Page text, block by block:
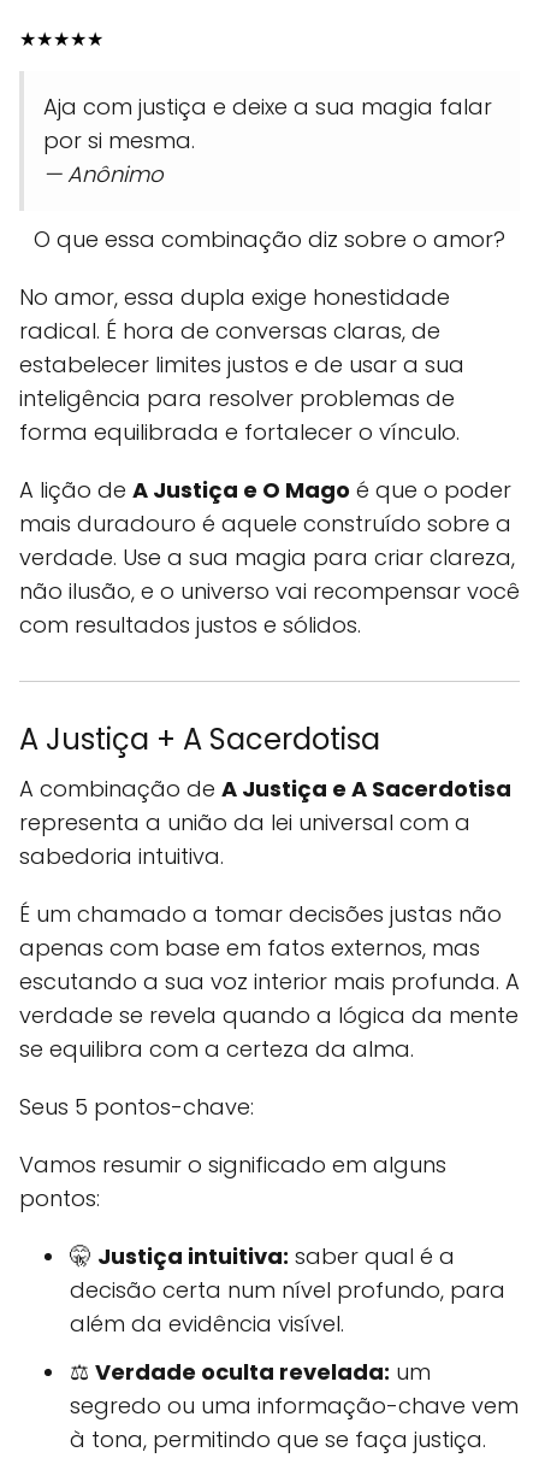
★★★★★
Aja com justiça e deixe a sua magia falar
por si mesma.
— Anônimo
O que essa combinação diz sobre o amor?
No amor, essa dupla exige honestidade
radical. É hora de conversas claras, de
estabelecer limites justos e de usar a sua
inteligência para resolver problemas de
forma equilibrada e fortalecer o vínculo.
A lição de A Justiça e O Mago é que o poder
mais duradouro é aquele construído sobre a
verdade. Use a sua magia para criar clareza,
não ilusão, e o universo vai recompensar você
com resultados justos e sólidos.
A Justiça + A Sacerdotisa
A combinação de A Justiça e A Sacerdotisa
representa a união da lei universal com a
sabedoria intuitiva.
É um chamado a tomar decisões justas não
apenas com base em fatos externos, mas
escutando a sua voz interior mais profunda. A
verdade se revela quando a lógica da mente
se equilibra com a certeza da alma.
Seus 5 pontos-chave:
Vamos resumir o significado em alguns
pontos:
🤫 Justiça intuitiva: saber qual é a
decisão certa num nível profundo, para
além da evidência visível.
⚖️ Verdade oculta revelada: um
segredo ou uma informação-chave vem
à tona, permitindo que se faça justiça.